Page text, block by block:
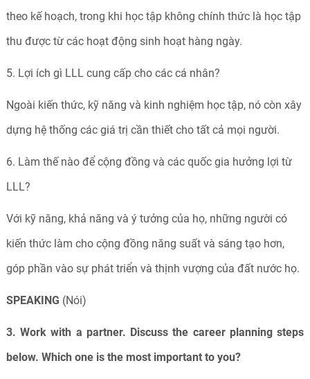
theo kế hoạch, trong khi học tập không chính thức là học tập
thu được từ các hoạt động sinh hoạt hàng ngày.
5. Lợi ích gì LLL cung cấp cho các cá nhân?
Ngoài kiến thức, kỹ năng và kinh nghiệm học tập, nó còn xây
dựng hệ thống các giá trị cần thiết cho tất cả mọi người.
6. Làm thế nào để cộng đồng và các quốc gia hưởng lợi từ
LLL?
Với kỹ năng, khả năng và ý tưởng của họ, những người có
kiến thức làm cho cộng đồng năng suất và sáng tạo hơn,
góp phần vào sự phát triển và thịnh vượng của đất nước họ.
SPEAKING (Nói)
3. Work with a partner. Discuss the career planning steps
below. Which one is the most important to you?